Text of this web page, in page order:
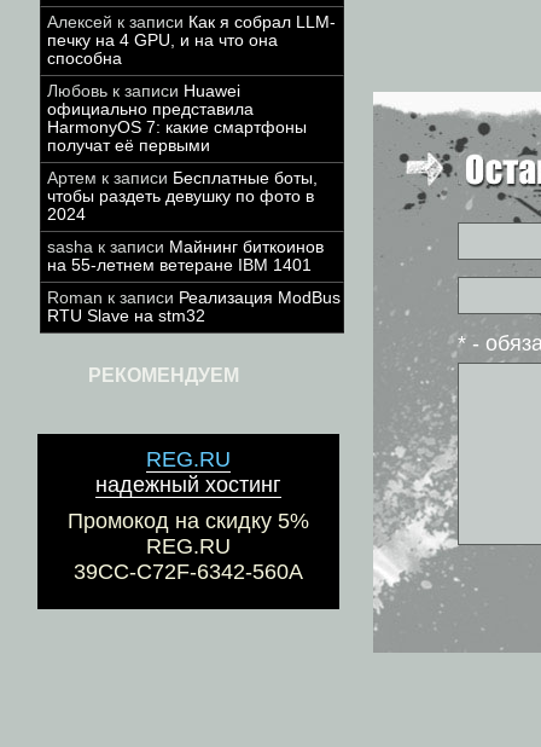
Алексей к записи Как я собрал LLM-
печку на 4 GPU, и на что она
способна
Любовь к записи Huawei
официально представила
HarmonyOS 7: какие смартфоны
получат её первыми
Артем к записи Бесплатные боты,
чтобы раздеть девушку по фото в
2024
sasha к записи Майнинг биткоинов
на 55-летнем ветеране IBM 1401
Roman к записи Реализация ModBus
RTU Slave на stm32
РЕКОМЕНДУЕМ
REG.RU
надежный хостинг
Промокод на скидку 5%
REG.RU
39CC-C72F-6342-560A
* -